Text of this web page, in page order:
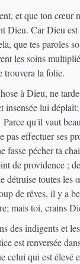
et que ton cœur
Dieu. Car Dieu
que tes paroles
les soins
trouvera la folie.
à Dieu, ne
insensée lui
Parce qu'il vaut
effectuer ses
fasse pécher ta
de providence ;
détruise toutes les
de rêves, il y a
mais toi, crains
des indigents et
est renversée
celui qui est élevé